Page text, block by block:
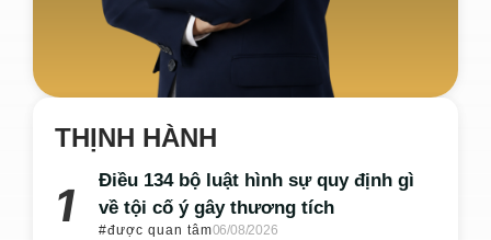
THỊNH HÀNH
Điều 134 bộ luật hình sự quy định gì
về tội cố ý gây thương tích
#được quan tâm06/08/2026